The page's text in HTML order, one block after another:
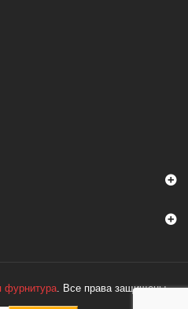
фурнитура. Все права защищены